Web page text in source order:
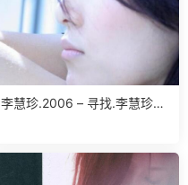
李慧珍.2006 – 寻找.李慧珍